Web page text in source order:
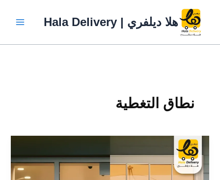
المحتوى
هلا ديلفري | Hala Delivery
نطاق التغطية
كيف
تختار
شركة
التوصيل